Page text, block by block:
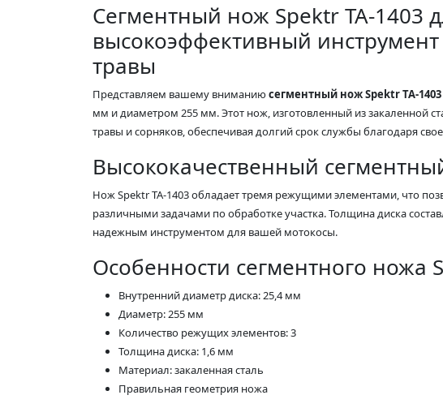
Сегментный нож Spektr TA-1403
высокоэффективный
травы
Представляем вашему вниманиюсегментный нож Spektr TA-1403
мм и диаметром 255 мм. Этот нож, изготовленный из закаленной
травы и сорняков, обеспечивая долгий срок службы благодаря
Высококачественный
Нож Spektr TA-1403 обладает тремя режущими элементами, что
различными задачами по обработке участка. Толщина диска
надежным инструментом для вашей мотокосы.
Особенности сегментного ножа
Внутренний диаметр диска: 25,4 мм
Диаметр: 255 мм
Количество режущих элементов: 3
Толщина диска: 1,6 мм
Материал: закаленная сталь
Правильная геометрия ножа